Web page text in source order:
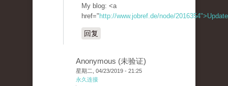
My blog: <a
href=" http://www.jobref.de/node/2016354">Update
回复
Anonymous (未验证)
星期二, 04/23/2019 - 21:25
永久连接